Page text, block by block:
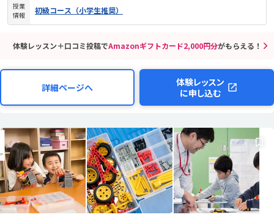
授業
情報
初級コース（小学生推奨）
体験レッスン＋口コミ投稿でAmazonギフトカード2,000円分がもらえる！
詳細ページへ
体験レッスン
に申し込む